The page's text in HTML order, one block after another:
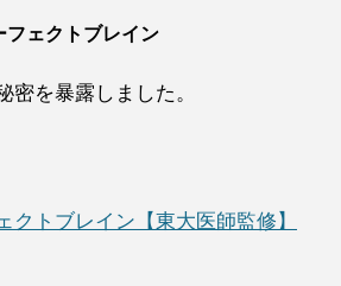
フェクトブレイン
密を暴露しました。
クトブレイン【東大医師監修】